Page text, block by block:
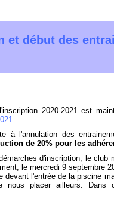
et début des
2020-2021 est
à l'annulation des
de 20% pour les
d'inscription, le club
le mercredi 9 septembre
devant l'entrée de la piscine
nous placer ailleurs. Dans